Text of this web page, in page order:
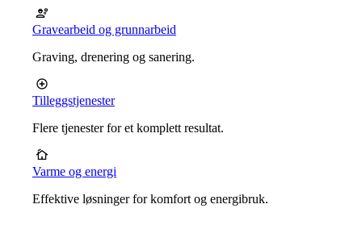
Gravearbeid og grunnarbeid
Graving, drenering og sanering.
Tilleggstjenester
Flere tjenester for et komplett resultat.
Varme og energi
Effektive løsninger for komfort og energibruk.